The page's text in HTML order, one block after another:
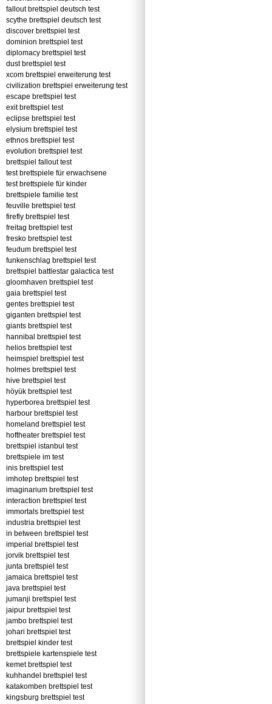
fallout brettspiel deutsch test
scythe brettspiel deutsch test
discover brettspiel test
dominion brettspiel test
diplomacy brettspiel test
dust brettspiel test
xcom brettspiel erweiterung test
civilization brettspiel erweiterung test
escape brettspiel test
exit brettspiel test
eclipse brettspiel test
elysium brettspiel test
ethnos brettspiel test
evolution brettspiel test
brettspiel fallout test
test brettspiele für erwachsene
test brettspiele für kinder
brettspiele familie test
feuville brettspiel test
firefly brettspiel test
freitag brettspiel test
fresko brettspiel test
feudum brettspiel test
funkenschlag brettspiel test
brettspiel battlestar galactica test
gloomhaven brettspiel test
gaia brettspiel test
gentes brettspiel test
giganten brettspiel test
giants brettspiel test
hannibal brettspiel test
helios brettspiel test
heimspiel brettspiel test
holmes brettspiel test
hive brettspiel test
höyük brettspiel test
hyperborea brettspiel test
harbour brettspiel test
homeland brettspiel test
hoftheater brettspiel test
brettspiel istanbul test
brettspiele im test
inis brettspiel test
imhotep brettspiel test
imaginarium brettspiel test
interaction brettspiel test
immortals brettspiel test
industria brettspiel test
in between brettspiel test
imperial brettspiel test
jorvik brettspiel test
junta brettspiel test
jamaica brettspiel test
java brettspiel test
jumanji brettspiel test
jaipur brettspiel test
jambo brettspiel test
johari brettspiel test
brettspiel kinder test
brettspiele kartenspiele test
kemet brettspiel test
kuhhandel brettspiel test
katakomben brettspiel test
kingsburg brettspiel test